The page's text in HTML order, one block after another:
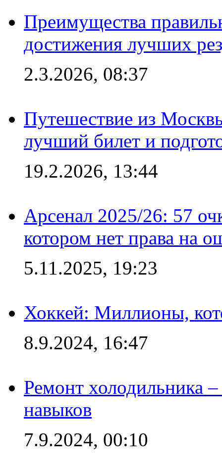
Преимущества
достижения лучших
2.3.2026, 08:37
Путешествие из
лучший билет и
19.2.2026, 13:44
Арсенал 2025/26: 57
котором нет права на
5.11.2025, 19:23
Хоккей: Миллионы,
8.9.2024, 16:47
Ремонт холодильника
навыков
7.9.2024, 00:10